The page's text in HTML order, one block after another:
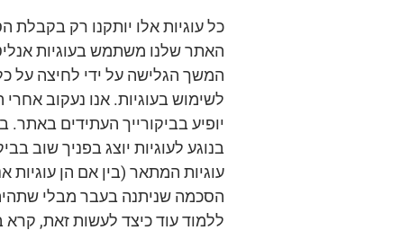
המשך הגלישה על ידי לחיצה על
לשימוש בעוגיות. אנו נעקוב
יופיע בביקורייך העתידים
בנוגע לעוגיות יוצג בפניך
עוגיות המתאר (בין אם הן
הסכמה שניתנה בעבר מבלי
ללמוד עוד כיצד לעשות זאת, קרא